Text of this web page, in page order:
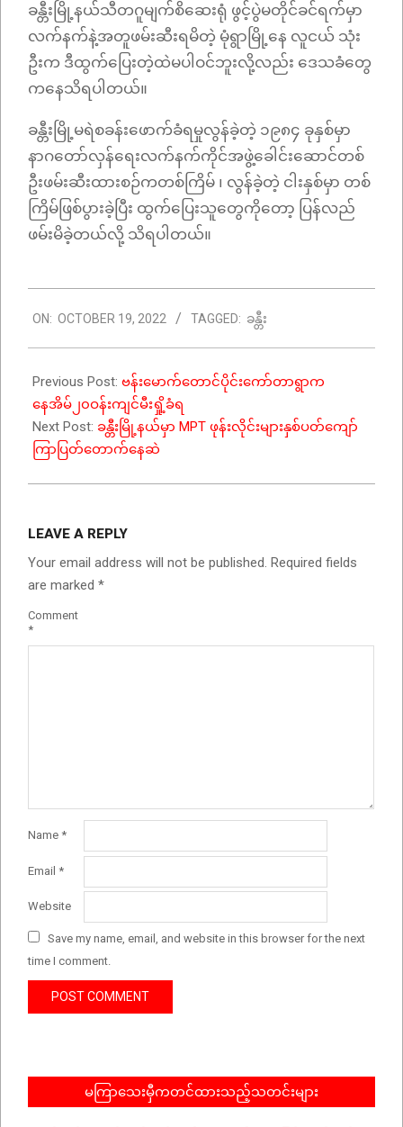
ခန္တီးမြို့နယ်သီတဂူမျက်စိဆေးရုံ ဖွင့်ပွဲမတိုင်ခင်ရက်မှာ
လက်နက်နဲ့အတူဖမ်းဆီးရမိတဲ့ မုံရွာမြို့နေ လူငယ် သုံး
ဦးက ဒီထွက်ပြေးတဲ့ထဲမပါဝင်ဘူးလို့လည်း ဒေသခံတွေ
ကနေသိရပါတယ်။
ခန္တီးမြို့မရဲစခန်းဖောက်ခံရမှုလွန်ခဲ့တဲ့ ၁၉၈၄ ခုနှစ်မှာ
နာဂတော်လှန်ရေးလက်နက်ကိုင်အဖွဲ့ခေါင်းဆောင်တစ်
ဦးဖမ်းဆီးထားစဉ်ကတစ်ကြိမ် ၊ လွန်ခဲ့တဲ့ ငါးနှစ်မှာ တစ်
ကြိမ်ဖြစ်ပွားခဲ့ပြီး ထွက်ပြေးသူတွေကိုတော့ ပြန်လည်
ဖမ်းမိခဲ့တယ်လို့ သိရပါတယ်။
10-
19
ON: OCTOBER 19, 2022 TAGGED: ခန္တီး
Previous Post: ဗန်းမောက်တောင်ပိုင်းကော်တာရွာက
နေအိမ်၂၀ဝန်းကျင်မီးရှို့ခံရ
Next Post: ခန္တီးမြို့နယ်မှာ MPT ဖုန်းလိုင်းများနှစ်ပတ်ကျော်
ကြာပြတ်တောက်နေဆဲ
LEAVE A REPLY
Your email address will not be published. Required fields
are marked *
Comment
*
Name *
Email *
Website
Save my name, email, and website in this browser for the next
time I comment.
မကြာသေးမှီကတင်ထားသည့်သတင်းများ